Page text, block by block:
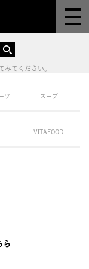
みてください。
ツ スープ
VITAFOOD
ら